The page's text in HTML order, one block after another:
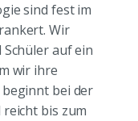
sind fest im
Wir
auf ein
wir ihre
bei der
reicht bis zum